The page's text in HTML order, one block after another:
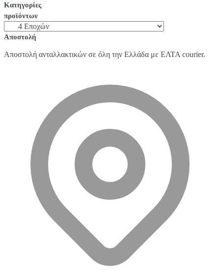
Κατηγορίες
προϊόντων
Αποστολή
Αποστολή ανταλλακτικών σε όλη την Ελλάδα με ΕΛΤΑ courier.